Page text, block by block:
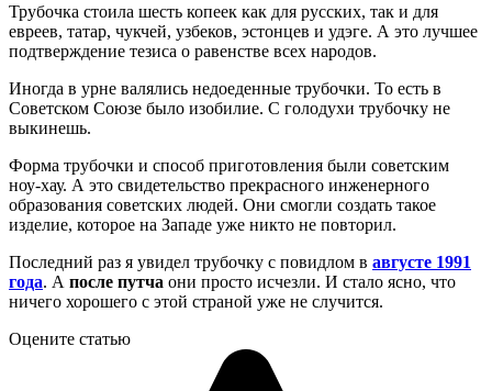
Трубочка стоила шесть копеек как для русских, так и для
евреев, татар, чукчей, узбеков, эстонцев и удэге. А это лучшее
подтверждение тезиса о равенстве всех народов.
Иногда в урне валялись недоеденные трубочки. То есть в
Советском Союзе было изобилие. С голодухи трубочку не
выкинешь.
Форма трубочки и способ приготовления были советским
ноу-хау. А это свидетельство прекрасного инженерного
образования советских людей. Они смогли создать такое
изделие, которое на Западе уже никто не повторил.
Последний раз я увидел трубочку с повидлом в августе 1991
года. А после путча они просто исчезли. И стало ясно, что
ничего хорошего с этой страной уже не случится.
Оцените статью